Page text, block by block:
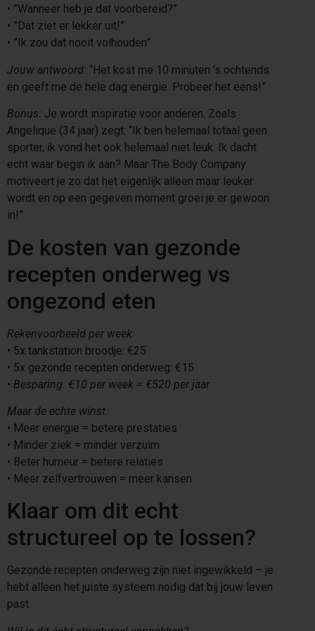
•⁠ ⁠”Wanneer heb je dat voorbereid?”
•⁠ ⁠”Dat ziet er lekker uit!”
•⁠ ⁠”Ik zou dat nooit volhouden”
Jouw antwoord: “Het kost me 10 minuten ’s ochtends
en geeft me de hele dag energie. Probeer het eens!”
Bonus: Je wordt inspiratie voor anderen. Zoals
Angelique (34 jaar) zegt: “Ik ben helemaal totaal geen
sporter, ik vond het ook helemaal niet leuk. Ik dacht
echt waar begin ik aan? Maar The Body Company
motiveert je zo dat het eigenlijk alleen maar leuker
wordt en op een gegeven moment groei je er gewoon
in!”
De kosten van gezonde
recepten onderweg vs
ongezond eten
Rekenvoorbeeld per week:
•⁠ ⁠5x tankstation broodje: €25
•⁠ ⁠5x gezonde recepten onderweg: €15
•⁠ ⁠ Besparing: €10 per week = €520 per jaar
Maar de echte winst:
•⁠ ⁠Meer energie = betere prestaties
•⁠ ⁠Minder ziek = minder verzuim
•⁠ ⁠Beter humeur = betere relaties
•⁠ ⁠Meer zelfvertrouwen = meer kansen
Klaar om dit echt
structureel op te lossen?
Gezonde recepten onderweg zijn niet ingewikkeld – je
hebt alleen het juiste systeem nodig dat bij jouw leven
past.